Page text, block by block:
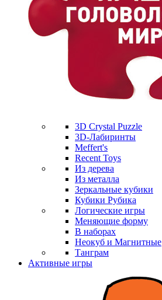
3D Crystal Puzzle
3D-Лабиринты
Meffert's
Recent Toys
Из дерева
Из металла
Зеркальные кубики
Кубики Рубика
Логические игры
Меняющие форму
В наборах
Неокуб и Магнитные
Танграм
Активные игры